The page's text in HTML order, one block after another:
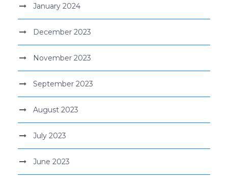
January 2024
December 2023
November 2023
September 2023
August 2023
July 2023
June 2023